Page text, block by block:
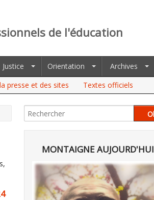
de l'éducation
Justice Orientation
Archives
presse et des sites Textes officiels
MONTAIGNE AUJOURD'HUI